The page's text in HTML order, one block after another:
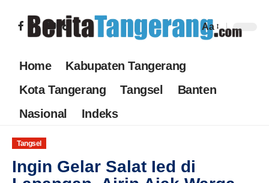
Aa
Home
Kabupaten Tangerang
Kota Tangerang
Tangsel
Banten
Nasional
Indeks
Tangsel
Ingin Gelar Salat Ied di